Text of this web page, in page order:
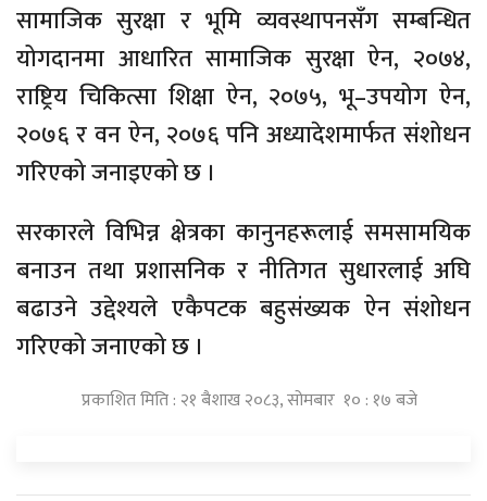
सामाजिक सुरक्षा र भूमि व्यवस्थापनसँग सम्बन्धित
योगदानमा आधारित सामाजिक सुरक्षा ऐन, २०७४,
राष्ट्रिय चिकित्सा शिक्षा ऐन, २०७५, भू–उपयोग ऐन,
२०७६ र वन ऐन, २०७६ पनि अध्यादेशमार्फत संशोधन
गरिएको जनाइएको छ ।
सरकारले विभिन्न क्षेत्रका कानुनहरूलाई समसामयिक
बनाउन तथा प्रशासनिक र नीतिगत सुधारलाई अघि
बढाउने उद्देश्यले एकैपटक बहुसंख्यक ऐन संशोधन
गरिएको जनाएको छ ।
प्रकाशित मिति : २१ बैशाख २०८३, सोमबार १० : १७ बजे